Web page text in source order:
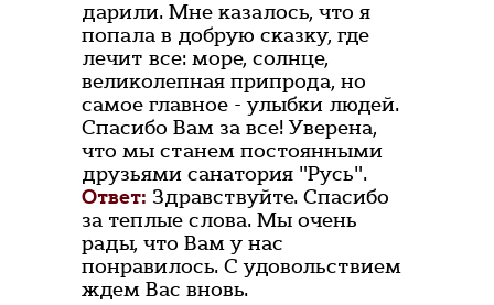
дарили. Мне казалось, что я
попала в добрую сказку, где
лечит все: море, солнце,
великолепная припрода, но
самое главное - улыбки людей.
Спасибо Вам за все! Уверена,
что мы станем постоянными
друзьями санатория "Русь".
Ответ: Здравствуйте. Спасибо
за теплые слова. Мы очень
рады, что Вам у нас
понравилось. С удовольствием
ждем Вас вновь.